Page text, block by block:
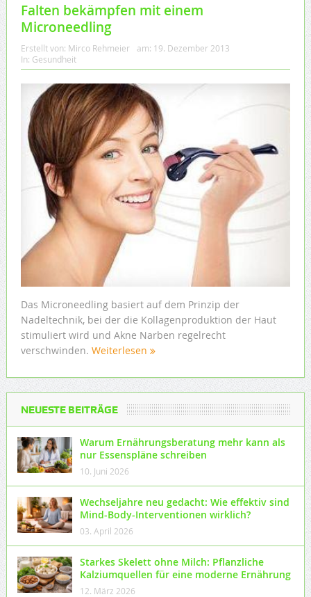
Falten bekämpfen mit einem
Microneedling
Erstellt von: Mirco Rehmeier am: 19. Dezember 2013
In: Gesundheit
Das Microneedling basiert auf dem Prinzip der
Nadeltechnik, bei der die Kollagenproduktion der Haut
stimuliert wird und Akne Narben regelrecht
verschwinden. Weiterlesen
NEUESTE BEITRÄGE
Warum Ernährungsberatung mehr kann als
nur Essenspläne schreiben
10. Juni 2026
Wechseljahre neu gedacht: Wie effektiv sind
Mind-Body-Interventionen wirklich?
03. April 2026
Starkes Skelett ohne Milch: Pflanzliche
Kalziumquellen für eine moderne Ernährung
12. März 2026